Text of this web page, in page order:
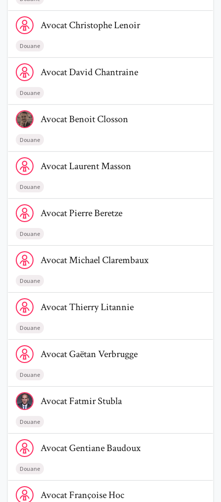
Trouve un avocat
Une start-up 100% indépendante
Voir le profil de AvocatChristophe Lenoir
AvocatChristopheLenoir
Douane
Voir le profil de AvocatDavid Chantraine
AvocatDavidChantraine
Douane
Voir le profil de AvocatBenoit Closson
AvocatBenoitClosson
Douane
Voir le profil de AvocatLaurent Masson
AvocatLaurentMasson
Douane
Voir le profil de AvocatPierre Beretze
AvocatPierreBeretze
Douane
Voir le profil de AvocatMichael Clarembaux
AvocatMichaelClarembaux
Douane
Voir le profil de AvocatThierry Litannie
AvocatThierryLitannie
Douane
Voir le profil de AvocatGaëtan Verbrugge
AvocatGaëtanVerbrugge
Douane
Voir le profil de AvocatFatmir Stubla
AvocatFatmirStubla
Douane
Voir le profil de AvocatGentiane Baudoux
AvocatGentianeBaudoux
Douane
Voir le profil de AvocatFrançoise Hoc
AvocatFrançoiseHoc